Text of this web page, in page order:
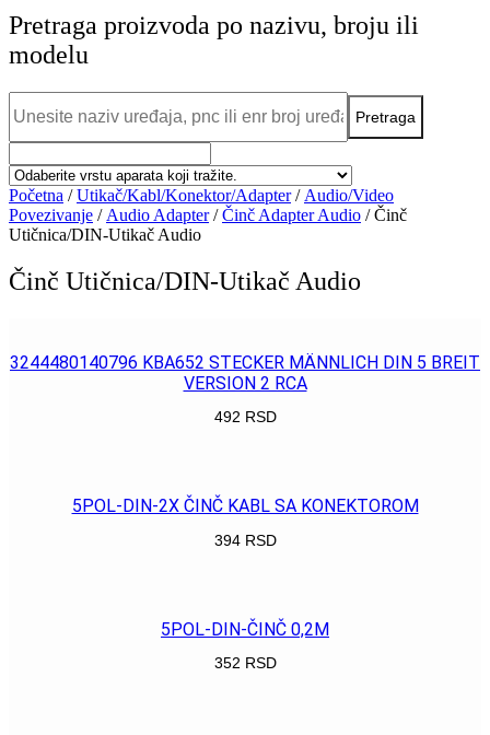
Pretraga proizvoda po nazivu, broju ili
modelu
Početna /Utikač/Kabl/Konektor/Adapter/ Audio/Video
Povezivanje / Audio Adapter/Činč Adapter Audio / Činč
Utičnica/DIN-Utikač Audio
Činč Utičnica/DIN-Utikač Audio
3244480140796 KBA652 STECKER MÄNNLICH DIN 5 BREIT
VERSION 2 RCA
492 RSD
5POL-DIN-2X ČINČ KABL SA KONEKTOROM
394 RSD
5POL-DIN-ČINČ 0,2M
352 RSD